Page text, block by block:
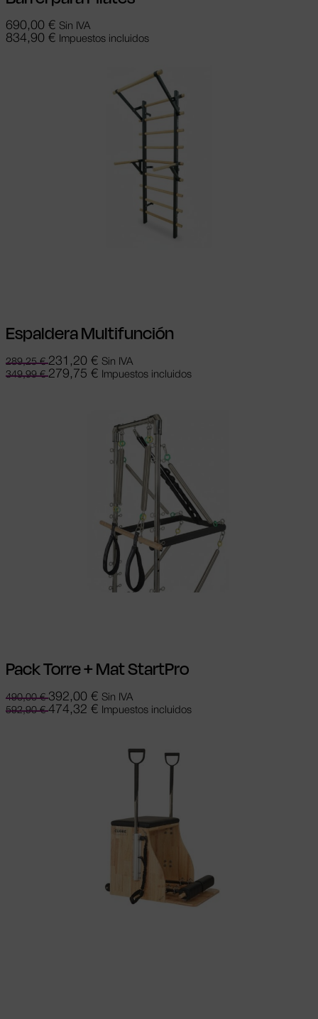
690,00 € Sin IVA
834,90 € Impuestos incluidos
Espaldera Multifunción
289,25€ 231,20 € Sin IVA
349,99€ 279,75 € Impuestos incluidos
Pack Torre + Mat StartPro
490,00€ 392,00 € Sin IVA
592,90€ 474,32 € Impuestos incluidos